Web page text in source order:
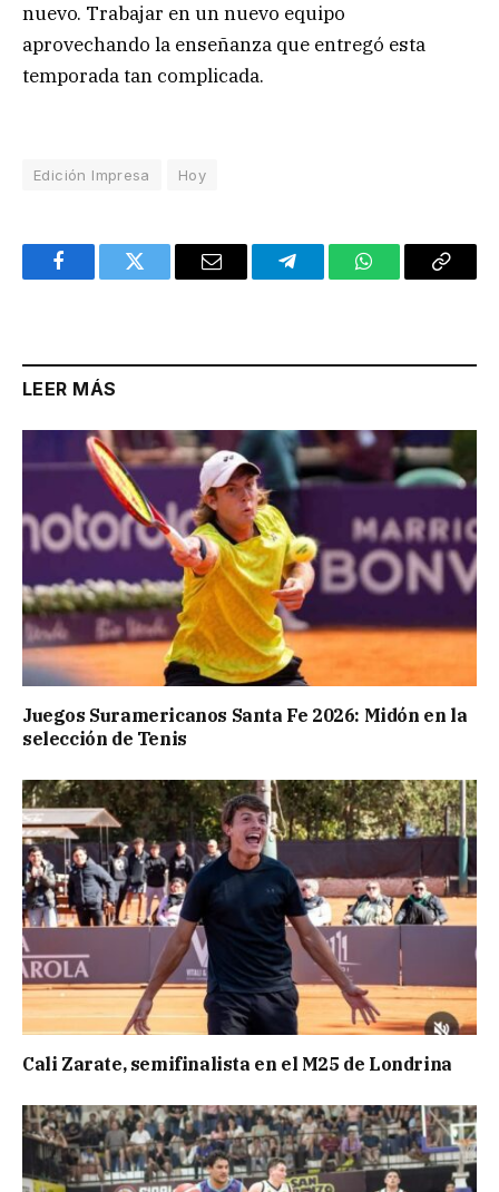
nuevo. Trabajar en un nuevo equipo
aprovechando la enseñanza que entregó esta
temporada tan complicada.
Edición Impresa Hoy
FacebookTwitter Email TelegramWhatsAppCopy
LEER MÁS
Juegos Suramericanos Santa Fe 2026: Midón en la
selección de Tenis
Cali Zarate, semifinalista en el M25 de Londrina